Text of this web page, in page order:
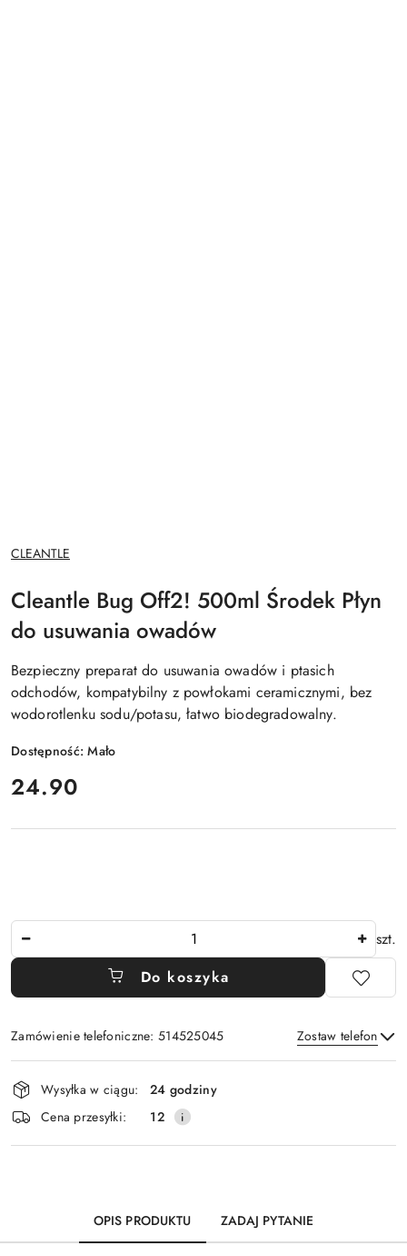
NAZWA
PRODUCENTA:
CLEANTLE
Cleantle Bug Off2! 500ml Środek Płyn
do usuwania owadów
Bezpieczny preparat do usuwania owadów i ptasich
odchodów, kompatybilny z powłokami ceramicznymi, bez
wodorotlenku sodu/potasu, łatwo biodegradowalny.
Dostępność:Mało
cena:
24.90
szt.
Do koszyka
Zamówienie telefoniczne: 514525045 Zostaw telefon
Wyślij
Dostępność
i
dostawa
Wysyłka w ciągu:
24 godziny
Cena przesyłki:
12
OPIS PRODUKTU ZADAJ PYTANIE